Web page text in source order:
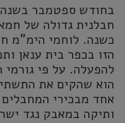
בחודש ספטמבר
חבלנית גדולה של
כשנה. לוחמי הימ"מ
הזו בכפר בית ענאן
להפעלה. על פי
הוא שהקים את
אחד מבכירי
ותיקה במאבק נגד